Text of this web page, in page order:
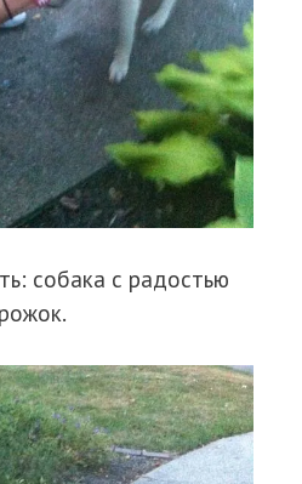
собака с радостью